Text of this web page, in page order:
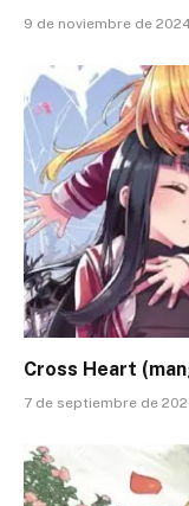
9 de noviembre de
Cross Heart
7 de septiembre de